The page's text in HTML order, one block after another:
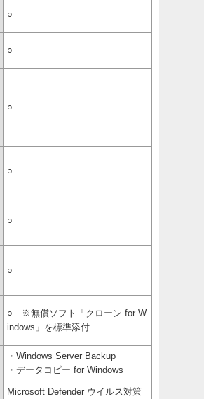
○
○
○
○
○
○
○ ※無償ソフト「クローン for W
indows」を標準添付
・Windows Server Backup
・データコピー for Windows
Microsoft Defender ウイルス対策